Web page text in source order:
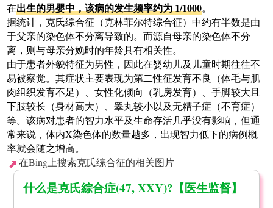
在出生的男婴中，该病的发生频率约为 1/1000。
据统计，克氏综合征（克林菲尔特综合征）中约有半数是由
于父亲的染色体不分离导致的。而源自母亲的染色体不分
离，则与母亲分娩时的年龄具有相关性。
由于患者外貌特征为男性，因此在婴幼儿及儿童时期往往不
易被察觉。其症状主要表现为第二性征发育不良（体毛与肌
肉组织发育不足）、女性化倾向（乳房发育）、手脚较大且
下肢较长（身材高大）、睾丸较小以及无精子症（不育症）
等。该病对患者的智力水平及生命存活几乎没有影响，但通
常来说，体内X染色体的数量越多，出现智力低下的病例概
率就会随之增高。
在Bing上搜索克氏综合征的相关图片
什么是克氏綜合症(47, XXY)?【医生监督】